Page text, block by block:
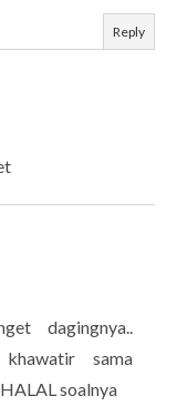
Reply
dagingnya..
sama
soalnya